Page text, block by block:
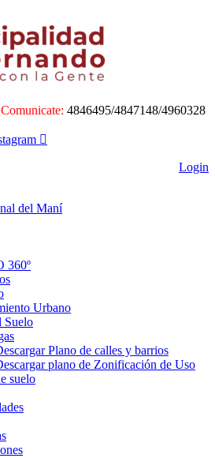
Comunicate: 4846495/4847148/4960328
Login
del Maní
360º
Urbano
Suelo
Plano de calles y barrios
plano de Zonificación de Uso
suelo